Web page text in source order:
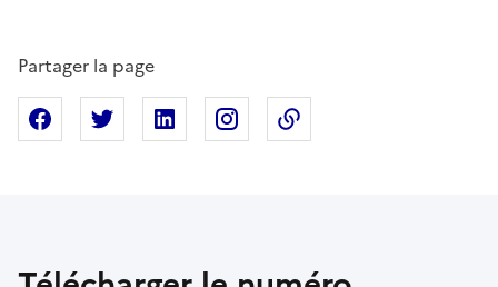
Partager la page
Partager sur Facebook
Partager sur XPartager sur Linkedin
Partager sur Instagram